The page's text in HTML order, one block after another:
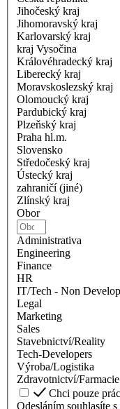
Jihočeský kraj
Jihomoravský kraj
Karlovarský kraj
kraj Vysočina
Královéhradecký kraj
Liberecký kraj
Moravskoslezský kraj
Olomoucký kraj
Pardubický kraj
Plzeňský kraj
Praha hl.m.
Slovensko
Středočeský kraj
Ústecký kraj
zahraničí (jiné)
Zlínský kraj
Obor
Administrativa
Engineering
Finance
HR
IT/Tech - Non
Legal
Marketing
Sales
Stavebnictví/Reality
Tech-Developers
Výroba/Logistika
Zdravotnictví/Farmacie
Chci pouze
Odesláním souhlasíte s